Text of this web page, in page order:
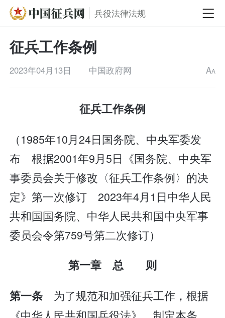
兵役法律法规
征兵工作条例
2023年04月13日 中国政府网 AA
征兵工作条例
（1985年10月24日国务院、中央军委发
布 根据2001年9月5日《国务院、中央军
事委员会关于修改〈征兵工作条例〉的决
定》第一次修订 2023年4月1日中华人民
共和国国务院、中华人民共和国中央军事
委员会令第759号第二次修订）
第一章 总 则
第一条 为了规范和加强征兵工作，根据
《中华人民共和国兵役法》，制定本条